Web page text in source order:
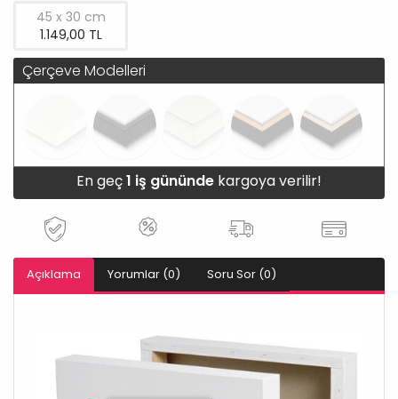
45 x 30 cm
1.149,00 TL
Çerçeve Modelleri
En geç1 iş gününde kargoya verilir!
Açıklama Yorumlar (0) Soru Sor (0)